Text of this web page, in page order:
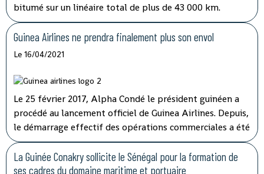
bitumé sur un linéaire total de plus de 43 000 km.
Jusqu’ici, les fonds alloués à l’entretien routier sont
insuffisants alors que plusieurs axes vitaux du pays sont
dans un état critique.
Guinea Airlines ne prendra finalement plus son envol
Le 16/04/2021
Le 25 février 2017, Alpha Condé le président guinéen a
procédé au lancement officiel de Guinea Airlines. Depuis,
le démarrage effectif des opérations commerciales a été
reporté à plusieurs reprises. Le sort de la compagnie a
finalement été tranché par l'Etat qui détenait 20% des
parts.
La Guinée Conakry sollicite le Sénégal pour la formation de
ses cadres du domaine maritime et portuaire